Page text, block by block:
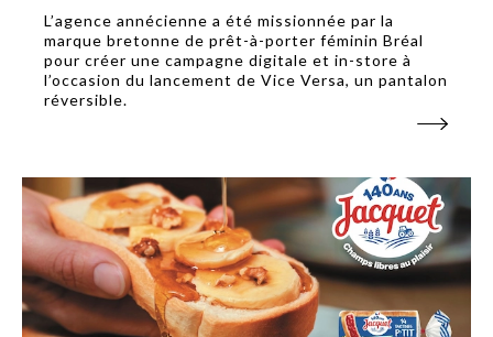
L’agence annécienne a été missionnée par la
marque bretonne de prêt-à-porter féminin Bréal
pour créer une campagne digitale et in-store à
l’occasion du lancement de Vice Versa, un pantalon
réversible.